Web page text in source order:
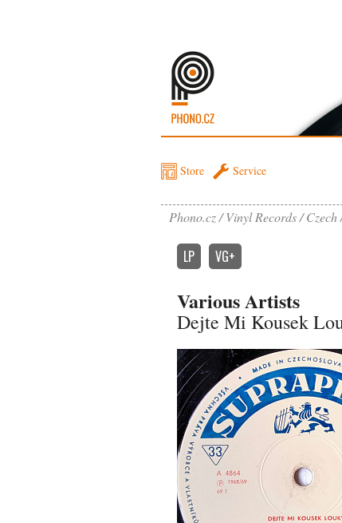
Store Service
Phono.cz Vinyl Records Czech
LP VG+
Various Artists
Dejte Mi Kousek